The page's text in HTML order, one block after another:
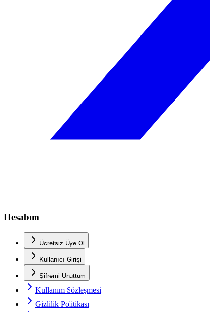
Hesabım
Ücretsiz Üye Ol
Kullanıcı Girişi
Şifremi Unuttum
Kullanım Sözleşmesi
Gizlilik Politikası